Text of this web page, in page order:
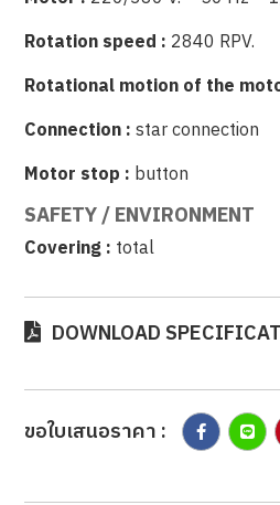
Rotation speed : 2840 RPV.
Rotational motion of the
Connection :star connection
Motor stop : button
SAFETY / ENVIRONMENT
Covering : total
DOWNLOAD
ขอใบเสนอราคา :